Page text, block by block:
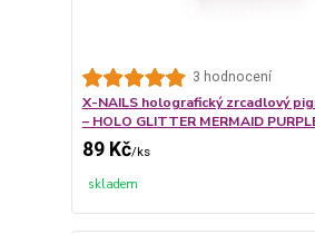
3 hodnocení
X-NAILS holografický zrcadlový
– HOLO GLITTER MERMAID
89 Kč/ks
skladem